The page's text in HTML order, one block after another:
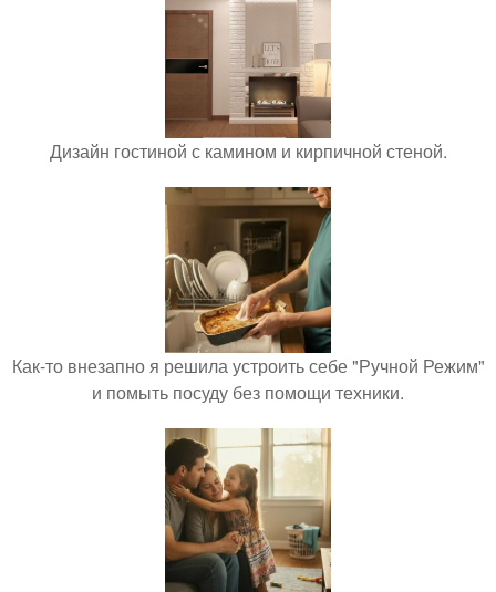
Дизайн гостиной с камином и кирпичной стеной.
Как-то внезапно я решила устроить себе "Ручной Режим"
и помыть посуду без помощи техники.